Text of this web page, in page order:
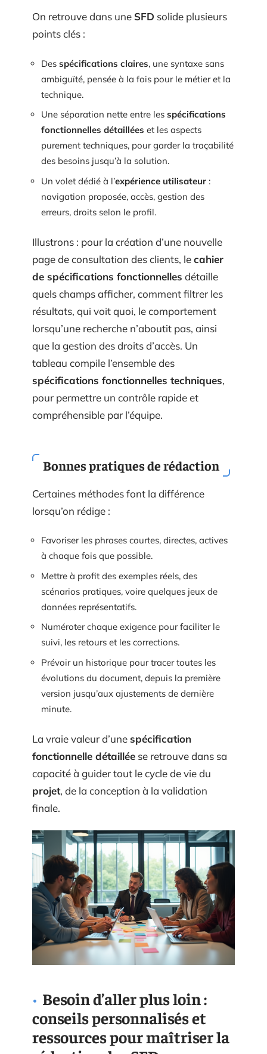
On retrouve dans une SFD solide plusieurs
points clés :
Des spécifications claires, une syntaxe sans
ambiguïté, pensée à la fois pour le métier et la
technique.
Une séparation nette entre les spécifications
fonctionnelles détaillées et les aspects
purement techniques, pour garder la traçabilité
des besoins jusqu’à la solution.
Un volet dédié à l’expérience utilisateur :
navigation proposée, accès, gestion des
erreurs, droits selon le profil.
Illustrons : pour la création d’une nouvelle
page de consultation des clients, lecahier
de spécifications fonctionnelles détaille
quels champs afficher, comment filtrer les
résultats, qui voit quoi, le comportement
lorsqu’une recherche n’aboutit pas, ainsi
que la gestion des droits d’accès. Un
tableau compile l’ensemble des
spécifications fonctionnelles techniques,
pour permettre un contrôle rapide et
compréhensible par l’équipe.
Bonnes pratiques de rédaction
Certaines méthodes font la différence
lorsqu’on rédige :
Favoriser les phrases courtes, directes, actives
à chaque fois que possible.
Mettre à profit des exemples réels, des
scénarios pratiques, voire quelques jeux de
données représentatifs.
Numéroter chaque exigence pour faciliter le
suivi, les retours et les corrections.
Prévoir un historique pour tracer toutes les
évolutions du document, depuis la première
version jusqu’aux ajustements de dernière
minute.
La vraie valeur d’unespécification
fonctionnelle détaillée se retrouve dans sa
capacité à guider tout le cycle de vie du
projet, de la conception à la validation
finale.
Besoin d’aller plus loin :
conseils personnalisés et
ressources pour maîtriser la